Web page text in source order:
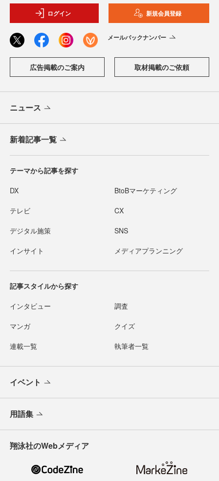
ログイン 新規会員登録
メールバックナンバー
広告掲載のご案内 取材掲載のご依頼
ニュース
新着記事一覧
テーマから記事を探す
DX BtoBマーケティング
テレビ CX
デジタル施策 SNS
インサイト メディアプランニング
記事スタイルから探す
インタビュー 調査
マンガ クイズ
連載一覧 執筆者一覧
イベント
用語集
翔泳社のWebメディア